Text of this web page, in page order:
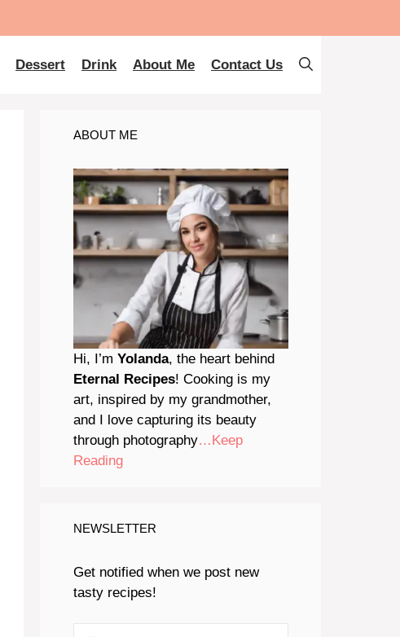
Dessert Drink About Me Contact Us
ABOUT ME
Hi, I’m Yolanda, the heart behind
Eternal Recipes! Cooking is my
art, inspired by my grandmother,
and I love capturing its beauty
through photography…Keep
Reading
NEWSLETTER
Get notified when we post new
tasty recipes!